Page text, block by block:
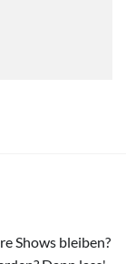
Shows bleiben?